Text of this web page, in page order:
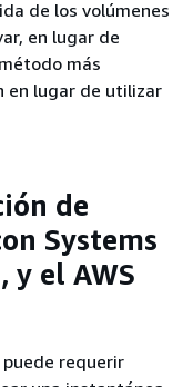
de los volúmenes
en lugar de
más
en lugar de utilizar
de
Systems
y el AWS
requerir